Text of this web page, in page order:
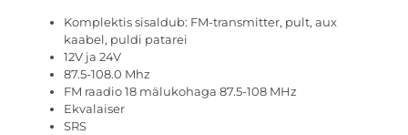
Komplektis sisaldub: FM-transmitter, pult, aux
kaabel, puldi patarei
12V ja 24V
87.5-108.0 Mhz
FM raadio 18 mälukohaga 87.5-108 MHz
Ekvalaiser
SRS